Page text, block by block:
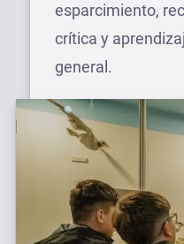
esparcimiento,
crítica y
general.